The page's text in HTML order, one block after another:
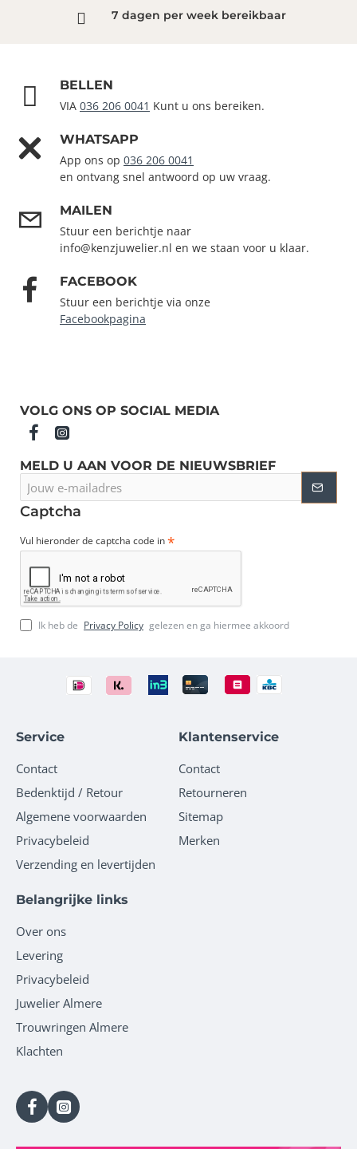
7 dagen per week bereikbaar
BELLEN
VIA 036 206 0041 Kunt u ons bereiken.
WHATSAPP
App ons op 036 206 0041
en ontvang snel antwoord op uw vraag.
MAILEN
Stuur een berichtje naar
info@kenzjuwelier.nl en we staan voor u klaar.
FACEBOOK
Stuur een berichtje via onze
Facebookpagina
VOLG ONS OP SOCIAL MEDIA
MELD U AAN VOOR DE NIEUWSBRIEF
e-
mailadres
Captcha
Vul hieronder de captcha code in
Ik heb de Privacy Policy gelezen en ga hiermee akkoord
Service
Contact
Bedenktijd / Retour
Algemene voorwaarden
Privacybeleid
Verzending en levertijden
Klantenservice
Contact
Retourneren
Sitemap
Merken
Belangrijke links
Over ons
Levering
Privacybeleid
Juwelier Almere
Trouwringen Almere
Klachten